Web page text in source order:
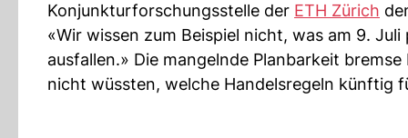
Konjunkturforschungsstelle der ETH Zürich
«Wir wissen zum Beispiel nicht, was am 9.
ausfallen.» Die mangelnde Planbarkeit
nicht wüssten, welche Handelsregeln künftig